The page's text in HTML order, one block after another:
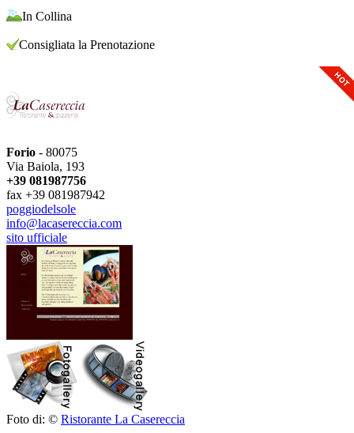
In Collina
Consigliata la Prenotazione
Forio - 80075
Via Baiola, 193
+39 081987756
fax +39 081987942
poggiodelsole
info@lacasereccia.com
sito ufficiale
Foto di: © Ristorante La Casereccia